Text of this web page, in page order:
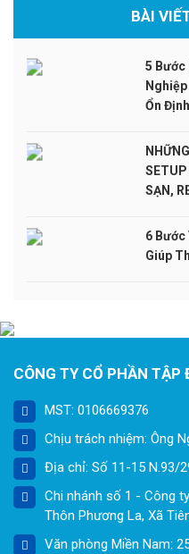
BÀI
5 Bước
Ổn Định
SETUP
SẠN,
6 Bước
Giúp
CÔNG TY CỔ PHẦN TẬP
MST: 0106669376
Chịu trách nhiệm: Ông
Địa chỉ: Số 11-15 N.93/
Chi nhánh số 1 - Công
Thôn Phương La, Xã
Văn phòng Miền Nam: